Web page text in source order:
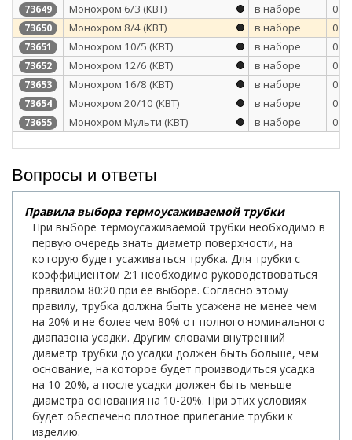
73649 Монохром 6/3 (КВТ) в наборе
73650 Монохром 8/4 (КВТ) в наборе
73651 Монохром 10/5 (КВТ) в наборе
73652 Монохром 12/6 (КВТ) в наборе
73653 Монохром 16/8 (КВТ) в наборе
73654 Монохром 20/10 (КВТ) в наборе
73655 Монохром Мульти (КВТ) в наборе
Вопросы и ответы
Правила выбора термоусаживаемой трубки
При выборе термоусаживаемой трубки необходимо в
первую очередь знать диаметр поверхности, на
которую будет усаживаться трубка. Для трубки с
коэффициентом 2:1 необходимо руководствоваться
правилом 80:20 при ее выборе. Согласно этому
правилу, трубка должна быть усажена не менее чем
на 20% и не более чем 80% от полного номинального
диапазона усадки. Другим словами внутренний
диаметр трубки до усадки должен быть больше, чем
основание, на которое будет производиться усадка
на 10-20%, а после усадки должен быть меньше
диаметра основания на 10-20%. При этих условиях
будет обеспечено плотное прилегание трубки к
изделию.